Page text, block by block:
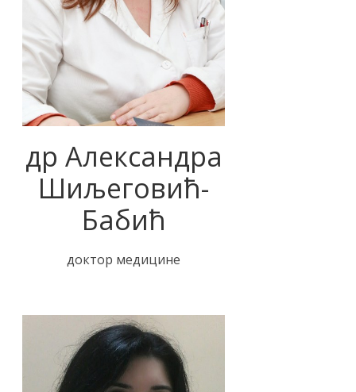
др Александра
Шиљеговић-
Бабић
доктор медицине